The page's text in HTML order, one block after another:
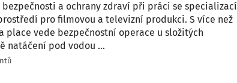
a ochrany zdraví při práci se specializací
pro filmovou a televizní produkci. S více než
place vede bezpečnostní operace u složitých
natáčení pod vodou ...